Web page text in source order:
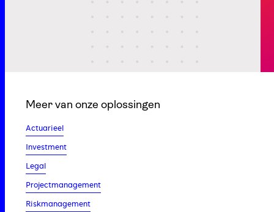
Meer van onze oplossingen
Actuarieel
Investment
Legal
Projectmanagement
Riskmanagement